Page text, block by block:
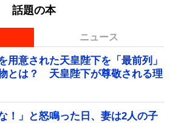
話題の本
ニュース
用意された天皇陛下を「最前列」
とは？ 天皇陛下が尊敬される理
！」と怒鳴った日、妻は2人の子